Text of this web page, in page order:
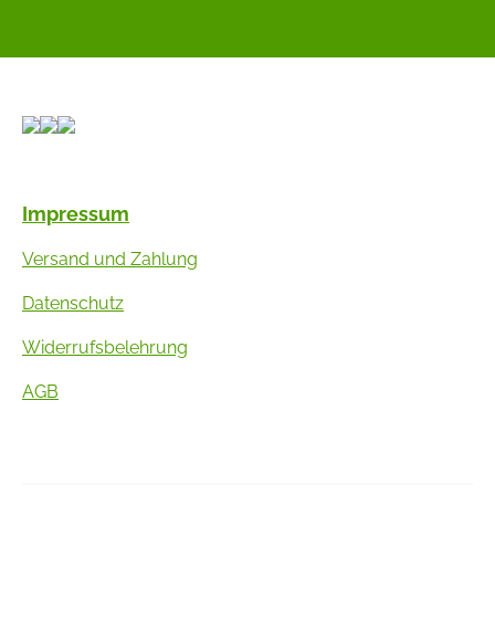
Impressum
Versand und Zahlung
Datenschutz
Widerrufsbelehrung
AGB